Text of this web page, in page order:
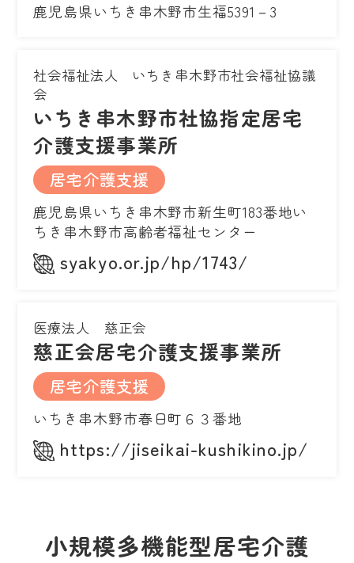
鹿児島県いちき串木野市生福5391－3
社会福祉法人 いちき串木野市社会福祉協議
会
いちき串木野市社協指定居宅
介護支援事業所
居宅介護支援
鹿児島県いちき串木野市新生町183番地い
ちき串木野市高齢者福祉センター
syakyo.or.jp/hp/1743/
医療法人 慈正会
慈正会居宅介護支援事業所
居宅介護支援
いちき串木野市春日町６３番地
https://jiseikai-kushikino.jp/
小規模多機能型居宅介護